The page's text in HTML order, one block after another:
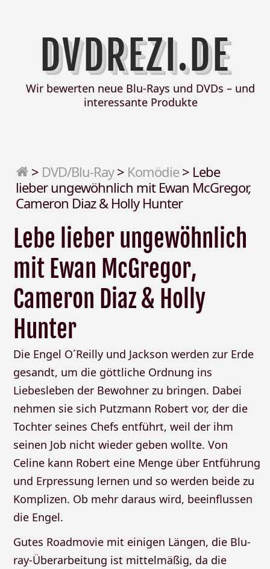
DVDREZI.DE
Wir bewerten neue Blu-Rays und DVDs – und
interessante Produkte
> DVD/Blu-Ray> Komödie> Lebe
lieber ungewöhnlich mit Ewan McGregor,
Cameron Diaz & Holly Hunter
Lebe lieber ungewöhnlich
mit Ewan McGregor,
Cameron Diaz & Holly
Hunter
Die Engel O´Reilly und Jackson werden zur Erde
gesandt, um die göttliche Ordnung ins
Liebesleben der Bewohner zu bringen. Dabei
nehmen sie sich Putzmann Robert vor, der die
Tochter seines Chefs entführt, weil der ihm
seinen Job nicht wieder geben wollte. Von
Celine kann Robert eine Menge über Entführung
und Erpressung lernen und so werden beide zu
Komplizen. Ob mehr daraus wird, beeinflussen
die Engel.
Gutes Roadmovie mit einigen Längen, die Blu-
ray-Überarbeitung ist mittelmäßig, da die